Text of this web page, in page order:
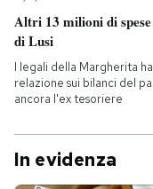
Altri 13 milioni di
di Lusi
I legali della Margherita
relazione sui bilanci del
ancora l'ex tesoriere
In evidenza